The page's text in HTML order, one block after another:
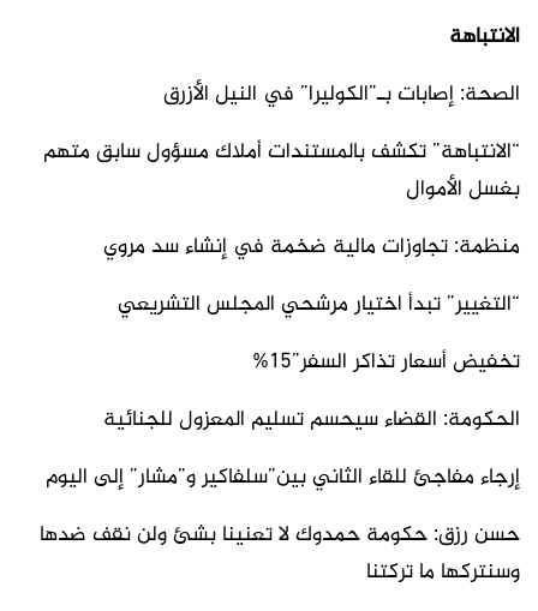
الانتباهة
الصحة: إصابات بـ”الكوليرا” في النيل الأزرق
“الانتباهة” تكشف بالمستندات أملاك مسؤول سابق متهم
بغسل الأموال
منظمة: تجاوزات مالية ضخمة في إنشاء سد مروي
“التغيير” تبدأ اختيار مرشحي المجلس التشريعي
تخفيض أسعار تذاكر السفر”15%
الحكومة: القضاء سيحسم تسليم المعزول للجنائية
إرجاء مفاجئ للقاء الثاني بين”سلفاكير و”مشار” إلى اليوم
حسن رزق: حكومة حمدوك لا تعنينا بشئ ولن نقف ضدها
وسنتركها ما تركتنا